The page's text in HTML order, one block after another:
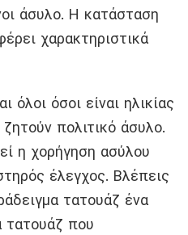
άσυλο. Η κατάσταση
χαρακτηριστικά
όλοι όσοι είναι ηλικίας
πολιτικό άσυλο.
η χορήγηση ασύλου
έλεγχος. Βλέπεις
τατουάζ ένα
τατουάζ που